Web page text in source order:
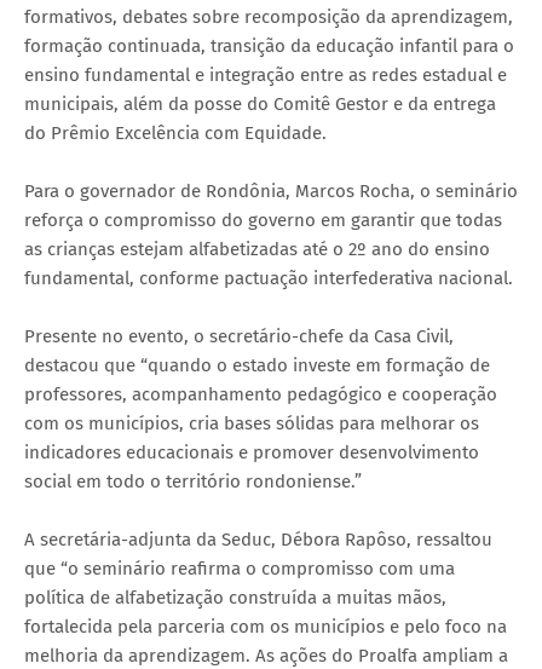
formativos, debates sobre recomposição da aprendizagem,
formação continuada, transição da educação infantil para o
ensino fundamental e integração entre as redes estadual e
municipais, além da posse do Comitê Gestor e da entrega
do Prêmio Excelência com Equidade.
Para o governador de Rondônia, Marcos Rocha, o seminário
reforça o compromisso do governo em garantir que todas
as crianças estejam alfabetizadas até o 2º ano do ensino
fundamental, conforme pactuação interfederativa nacional.
Presente no evento, o secretário-chefe da Casa Civil,
destacou que “quando o estado investe em formação de
professores, acompanhamento pedagógico e cooperação
com os municípios, cria bases sólidas para melhorar os
indicadores educacionais e promover desenvolvimento
social em todo o território rondoniense.”
A secretária-adjunta da Seduc, Débora Rapôso, ressaltou
que “o seminário reafirma o compromisso com uma
política de alfabetização construída a muitas mãos,
fortalecida pela parceria com os municípios e pelo foco na
melhoria da aprendizagem. As ações do Proalfa ampliam a